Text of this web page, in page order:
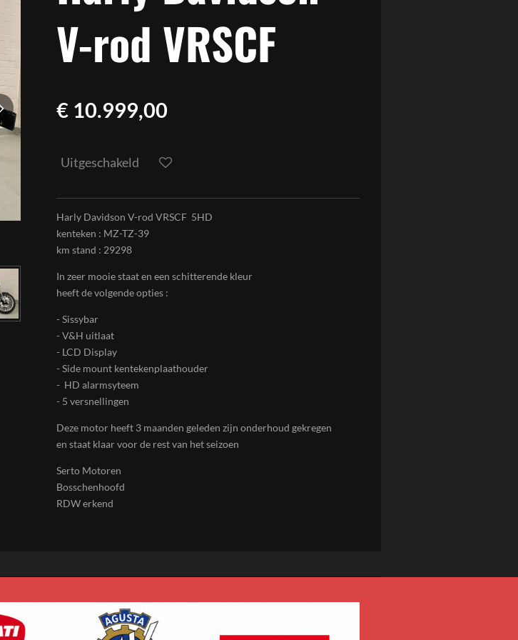
V-rod VRSCF
€ 10.999,00
Uitgeschakeld
Harly Davidson V-rod VRSCF 5HD
kenteken : MZ-TZ-39
km stand : 29298
In zeer mooie staat en een schitterende kleur
heeft de volgende opties :
- Sissybar
- V&H uitlaat
- LCD Display
- Side mount kentekenplaathouder
- HD alarmsyteem
- 5 versnellingen
Deze motor heeft 3 maanden geleden zijn onderhoud gekregen
en staat klaar voor de rest van het seizoen
Serto Motoren
Bosschenhoofd
RDW erkend